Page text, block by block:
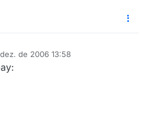
de 2006 13:58